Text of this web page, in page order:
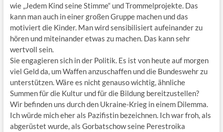
wie „Jedem Kind seine Stimme“ und Trommelprojekte. Das
kann man auch in einer großen Gruppe machen und das
motiviert die Kinder. Man wird sensibilisiert aufeinander zu
hören und miteinander etwas zu machen. Das kann sehr
wertvoll sein.
Sie engagieren sich in der Politik. Es ist von heute auf morgen
viel Geld da, um Waffen anzuschaffen und die Bundeswehr zu
unterstützen. Wäre es nicht genauso wichtig, ähnliche
Summen für die Kultur und für die Bildung bereitzustellen?
Wir befinden uns durch den Ukraine-Krieg in einem Dilemma.
Ich würde mich eher als Pazifistin bezeichnen. Ich war froh, als
abgerüstet wurde, als Gorbatschow seine Perestroika